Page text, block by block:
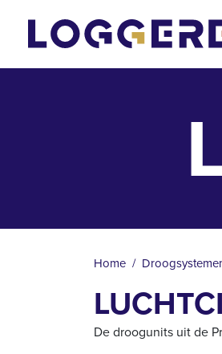
de
Home
De droogunits uit de